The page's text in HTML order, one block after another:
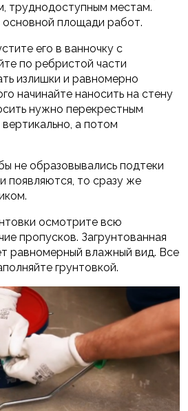
труднодоступным местам.
основной площади работ.
его в ванночку с
по ребристой части
излишки и равномерно
начинайте наносить на стену
нужно перекрестным
а потом
не образовывались подтеки
появляются, то сразу же
осмотрите всю
пропусков. Загрунтованная
равномерный влажный вид. Все
грунтовкой.